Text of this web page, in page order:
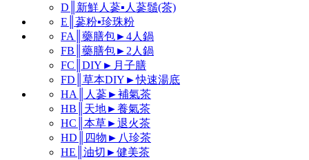
D║新鮮人蔘▪人蔘鬚(茶)
E║蔘粉▪珍珠粉
FA║藥膳包►4人鍋
FB║藥膳包►2人鍋
FC║DIY►月子膳
FD║草本DIY►快速湯底
HA║人蔘►補氣茶
HB║天地►養氣茶
HC║本草►退火茶
HD║四物►八珍茶
HE║油切►健美茶